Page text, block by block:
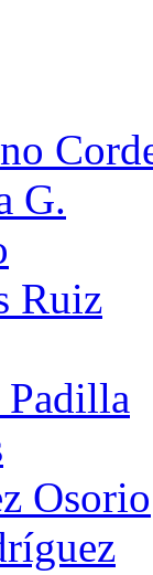
G.
Ruiz
Padilla
Osorio